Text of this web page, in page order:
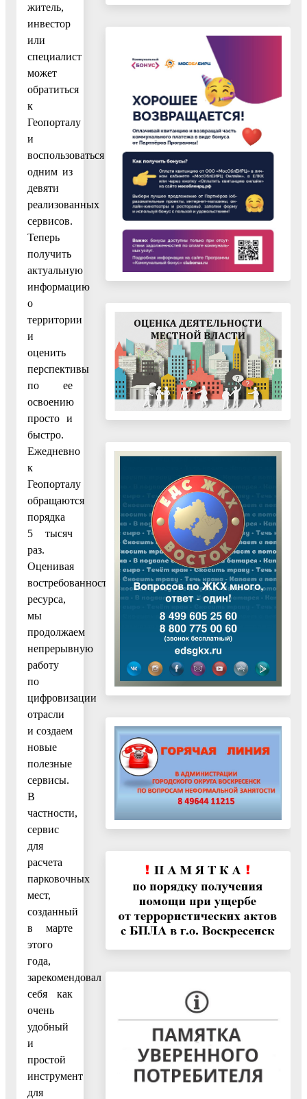
житель,
инвестор
или
специалист
может
обратиться
к
Геопорталу
и
воспользоваться
одним из
девяти
реализованных
сервисов.
Теперь
получить
актуальную
информацию
о
территории
и
оценить
перспективы
по ее
освоению
просто и
быстро.
Ежедневно
к
Геопорталу
обращаются
порядка
5 тысяч
раз.
Оценивая
востребованность
ресурса,
мы
продолжаем
непрерывную
работу
по
цифровизации
отрасли
и создаем
новые
полезные
сервисы.
В
частности,
сервис
для
расчета
парковочных
мест,
созданный
в марте
этого
года,
зарекомендовал
себя как
очень
удобный
и
простой
инструмент
для